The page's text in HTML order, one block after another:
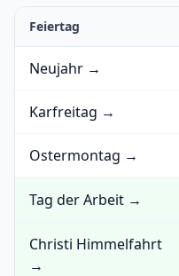
Feiertag
Neujahr →
Karfreitag →
Ostermontag →
Tag der Arbeit →
Christi Himmelfahrt
→